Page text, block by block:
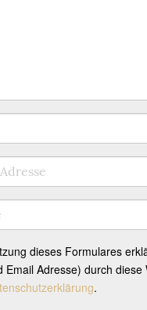
dieses Formulares
Email Adresse) durch
.